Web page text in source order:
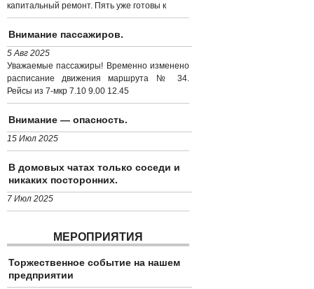
капитальный ремонт. Пять уже готовы к
Внимание пассажиров.
5 Авг 2025
Уважаемые пассажиры! Временно изменено
расписание движения маршрута № 34.
Рейсы из 7-мкр 7.10 9.00 12.45
Внимание — опасность.
15 Июл 2025
В домовых чатах только соседи и
никаких посторонних.
7 Июл 2025
МЕРОПРИЯТИЯ
Торжественное событие на нашем
предприятии